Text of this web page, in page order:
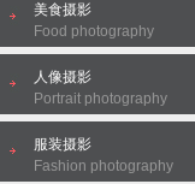
美食摄影
Food photography
人像摄影
Portrait photography
服装摄影
Fashion photography